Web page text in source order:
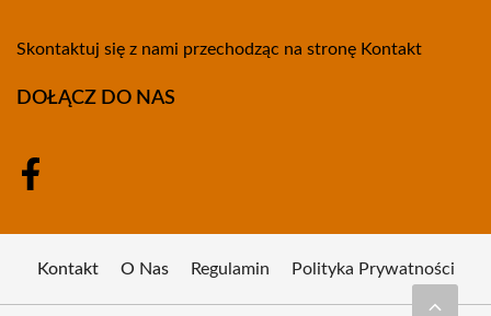
Skontaktuj się z nami przechodząc na stronę Kontakt
DOŁĄCZ DO NAS
Kontakt O Nas Regulamin Polityka Prywatności